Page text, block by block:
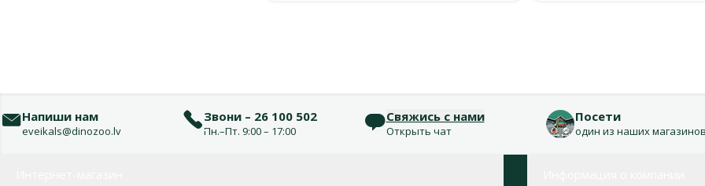
Напиши нам
eveikals@dinozoo.lv
Звони – 26 100 502
Пн.–Пт. 9:00 – 17:00
Свяжись с нами
Открыть чат
Посети
один из наших